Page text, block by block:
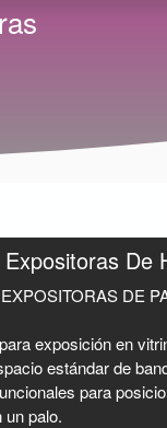
De
DE
exposición en
estándar de
para
un palo.